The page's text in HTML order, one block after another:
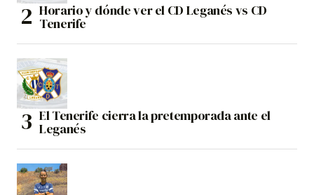
Horario y dónde ver el CD Leganés vs CD
Tenerife
El Tenerife cierra la pretemporada ante el
Leganés